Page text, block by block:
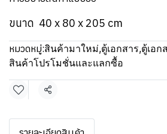
ขนาด 40 x 80 x 205 cm
หมวดหมู่:สินค้ามาใหม่,ตู้เอกสาร,ตู้เอก
สินค้าโปรโมชั่นและแลกซื้อ
แชร์